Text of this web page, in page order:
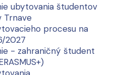
ubytovania študentov
Trnave
procesu na
2027
- zahraničný študent